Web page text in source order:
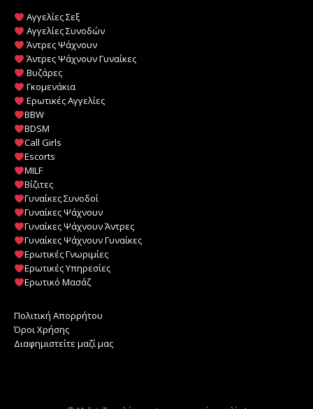
Αγγελίες Σεξ
Αγγελίες Συνοδών
Άντρες Ψάχνουν
Άντρες Ψάχνουν Γυναίκες
Βυζάρες
Γκομενάκια
Ερωτικές Αγγελίες
BBW
BDSM
Call Girls
Escorts
MILF
️Βίζιτες
Γυναίκες Συνοδοί
Γυναίκες Ψάχνουν
Γυναίκες Ψάχνουν Άντρες
Γυναίκες Ψάχνουν Γυναίκες
Ερωτικές Γνωριμίες
Ερωτικές Υπηρεσίες
Ερωτικό Μασάζ
Πολιτική Απορρήτου
Όροι Χρήσης
Διαφημιστείτε μαζί μας